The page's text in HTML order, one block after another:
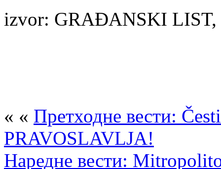
izvor: GRAĐANSKI LIST,
« « Претходне вести:
PRAVOSLAVLJA!
Наредне вести: